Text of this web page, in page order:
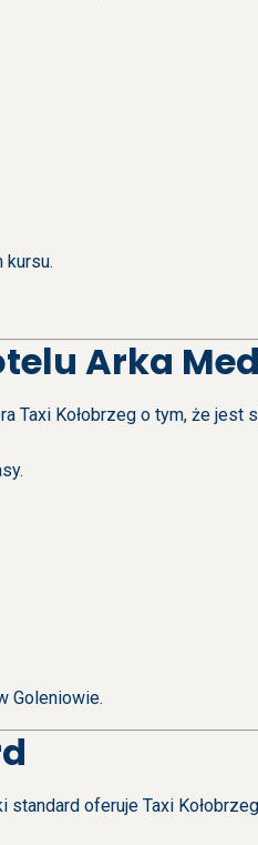
kursu.
Arka
Taxi Kołobrzeg o tym, że jest
Goleniowie.
oferuje Taxi